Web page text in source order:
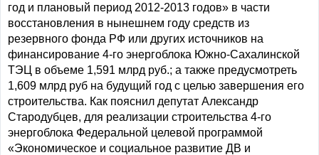
год и плановый период 2012-2013 годов» в части
восстановления в нынешнем году средств из
резервного фонда РФ или других источников на
финансирование 4-го энергоблока Южно-Сахалинской
ТЭЦ в объеме 1,591 млрд руб.; а также предусмотреть
1,609 млрд руб на будущий год с целью завершения его
строительства. Как пояснил депутат Александр
Стародубцев, для реализации строительства 4-го
энергоблока Федеральной целевой программой
«Экономическое и социальное развитие ДВ и